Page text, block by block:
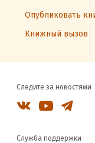
Опубликовать
Книжный вызов
Следите за новостями
Служба поддержки